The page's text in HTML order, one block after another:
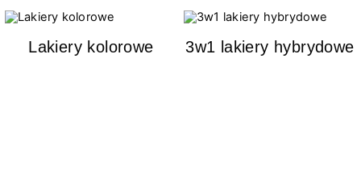
Lakiery kolorowe 3w1 lakiery hybrydowe